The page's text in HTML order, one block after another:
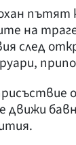
пътят
на
след
движи